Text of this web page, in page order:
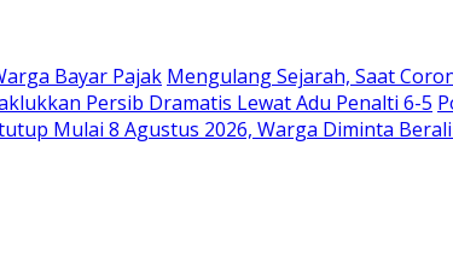
Bayar Pajak Mengulang Sejarah, Saat
Persib Dramatis Lewat Adu Penalti 6-5
Mulai 8 Agustus 2026, Warga Diminta